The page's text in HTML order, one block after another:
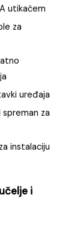
utikačem
za
uređaja
spreman za
instalaciju
i